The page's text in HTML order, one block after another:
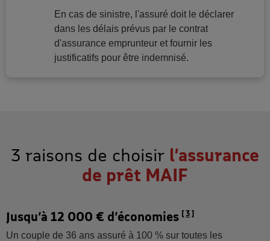
En cas de sinistre, l'assuré doit le déclarer
dans les délais prévus par le contrat
d'assurance emprunteur et fournir les
justificatifs pour être indemnisé.
3 raisons de choisir l’assurance
de prêt MAIF
Jusqu’à 12 000 € d’économies 3
Un couple de 36 ans assuré à 100 % sur toutes les